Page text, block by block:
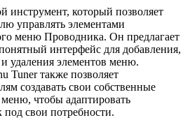
инструмент, который позволяет
управлять элементами
меню Проводника. Он предлагает
интерфейс для добавления,
удаления элементов меню.
Tuner также позволяет
создавать свои собственные
чтобы адаптировать
свои потребности.